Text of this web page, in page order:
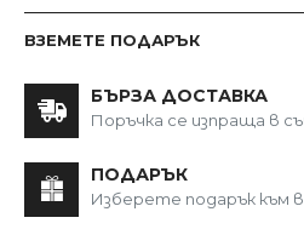
ВЗЕМЕТЕ ПОДАРЪК
БЪРЗА ДОСТАВКА
Поръчка се изпраща в
ПОДАРЪК
Изберете подарък към